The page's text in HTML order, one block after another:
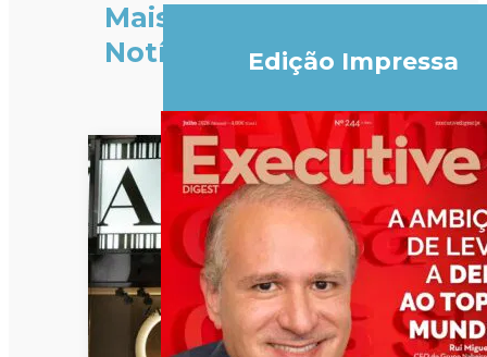
Mais
Notícias
Edição Impressa